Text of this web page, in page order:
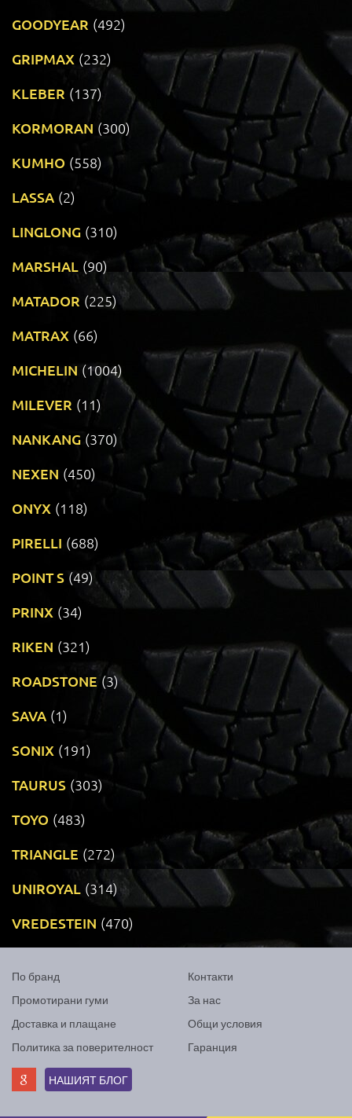
GOODYEAR (492)
GRIPMAX (232)
KLEBER (137)
KORMORAN (300)
KUMHO (558)
LASSA (2)
LINGLONG (310)
MARSHAL (90)
MATADOR (225)
MATRAX (66)
MICHELIN (1004)
MILEVER (11)
NANKANG (370)
NEXEN (450)
ONYX (118)
PIRELLI (688)
POINT S (49)
PRINX (34)
RIKEN (321)
ROADSTONE (3)
SAVA (1)
SONIX (191)
TAURUS (303)
TOYO (483)
TRIANGLE (272)
UNIROYAL (314)
VREDESTEIN (470)
По бранд
Промотирани гуми
Доставка и плащане
Политика за поверителност
Контакти
За нас
Общи условия
Гаранция
НАШИЯТ БЛОГ